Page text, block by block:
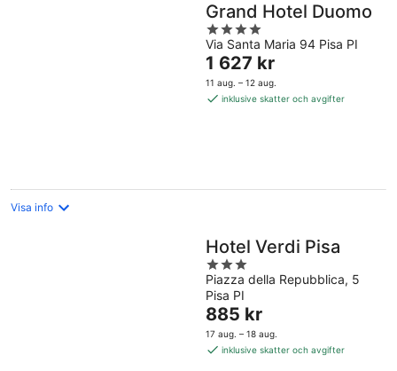
Grand Hotel Duomo
4
out
of
5
Via Santa Maria 94 Pisa PI
Priset
är
1 627 kr
1 627 kr
11 aug. – 12 aug.
inklusive skatter och avgifter
Visa info
Hotel Verdi Pisa
3
out
of
5
Piazza della Repubblica, 5
Pisa PI
Priset
är
885 kr
885 kr
17 aug. – 18 aug.
inklusive skatter och avgifter